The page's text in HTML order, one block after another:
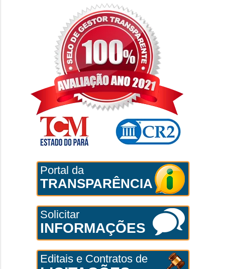
Portal da
TRANSPARÊNCIA
Solicitar
INFORMAÇÕES
Editais e Contratos de